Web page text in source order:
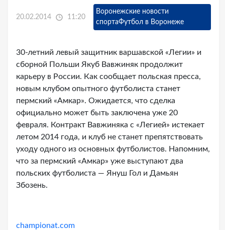
20.02.2014 11:20
Воронежские новости
спортаФутбол в Воронеже
30-летний левый защитник варшавской «Легии» и
сборной Польши Якуб Вавжиняк продолжит
карьеру в России. Как сообщает польская пресса,
новым клубом опытного футболиста станет
пермский «Амкар». Ожидается, что сделка
официально может быть заключена уже 20
февраля. Контракт Вавжиняка с «Легией» истекает
летом 2014 года, и клуб не станет препятствовать
уходу одного из основных футболистов. Напомним,
что за пермский «Амкар» уже выступают два
польских футболиста — Януш Гол и Дамьян
Збозень.
championat.com